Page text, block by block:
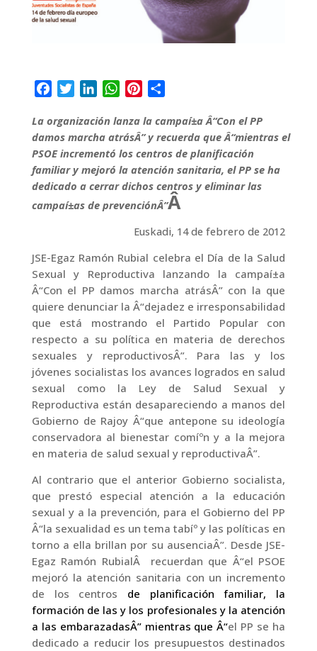
c
e
b
o
o
k
i
t
t
e
r
n
k
e
d
I
n
W
a
t
s
A
p
p
n
t
e
r
e
s
m
p
a
r
t
i
r
La organización lanza la campaí±a Â“Con el PP
damos marcha atrásÂ” y recuerda que Â“mientras el
PSOE incrementó los centros de planificación
familiar y mejoró la atención sanitaria, el PP se ha
dedicado a cerrar dichos centros y eliminar las
campaí±as de prevenciónÂ”Â
Euskadi, 14 de febrero de 2012
JSE-Egaz Ramón Rubial celebra el Dí­a de la Salud
Sexual y Reproductiva lanzando la campaí±a
Â“Con el PP damos marcha atrásÂ” con la que
quiere denunciar la Â“dejadez e irresponsabilidad
que está mostrando el Partido Popular con
respecto a su polí­tica en materia de derechos
sexuales y reproductivosÂ”. Para las y los
jóvenes socialistas los avances logrados en salud
sexual como la Ley de Salud Sexual y
Reproductiva están desapareciendo a manos del
Gobierno de Rajoy Â“que antepone su ideologí­a
conservadora al bienestar comíºn y a la mejora
en materia de salud sexual y reproductivaÂ”.
Al contrario que el anterior Gobierno socialista,
que prestó especial atención a la educación
sexual y a la prevención, para el Gobierno del PP
Â“la sexualidad es un tema tabíº y las polí­ticas en
torno a ella brillan por su ausenciaÂ”. Desde JSE-
Egaz Ramón RubialÂ recuerdan que Â“el PSOE
mejoró la atención sanitaria con un incremento
de los centros de planificación familiar, la
formación de las y los profesionales y la atención
a las embarazadasÂ” mientras que Â“el PP se ha
dedicado a reducir los presupuestos destinados